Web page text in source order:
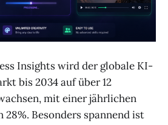
Insights wird der globale KI-
bis 2034 auf über 12
mit einer jährlichen
Besonders spannend ist